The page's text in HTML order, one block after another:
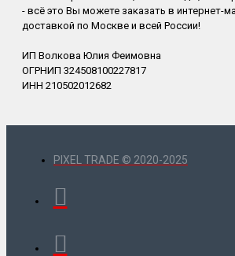
- всё это Вы можете заказать в интернет-
доставкой по Москве и всей России!
ИП Волкова Юлия Феимовна
ОГРНИП 324508100227817
ИНН 210502012682
PIXEL TRADE © 2020-2025